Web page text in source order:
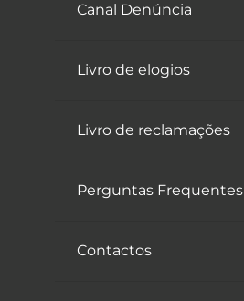
Canal Denúncia
Livro de elogios
Livro de reclamações
Perguntas Frequentes
Contactos